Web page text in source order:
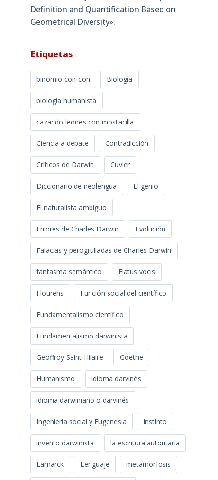
Definition and Quantification Based on
Geometrical Diversity»​.
Etiquetas
binomio con-con Biología
biología humanista
cazando leones con mostacilla
Ciencia a debate Contradicción
Críticos de Darwin Cuvier
Diccionario de neolengua El genio
El naturalista ambiguo
Errores de Charles Darwin Evolución
Falacias y perogrulladas de Charles Darwin
fantasma semántico Flatus vocis
Flourens Función social del científico
Fundamentalismo científico
Fundamentalismo darwinista
Geoffroy Saint Hilaire Goethe
Humanismo idioma darvinés
idioma darwiniano o darvinés
Ingeniería social y Eugenesia Instinto
invento darwinista la escritura autoritaria
Lamarck Lenguaje metamorfosis